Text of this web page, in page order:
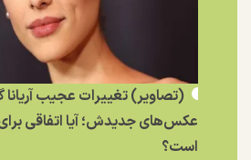
(تصاویر) تغییرات عجیب آریانا
عکس‌های جدیدش؛ آیا اتفاقی برای
است؟